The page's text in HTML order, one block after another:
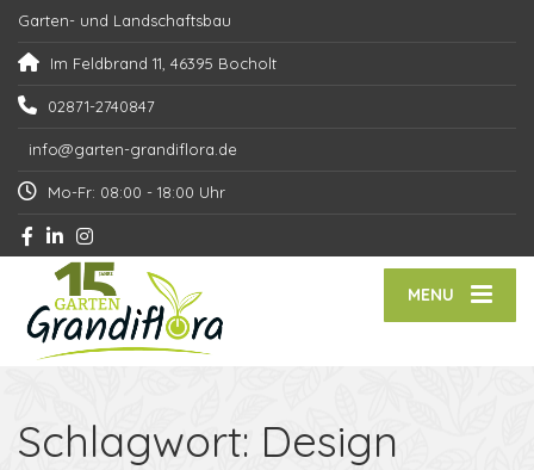
Garten- und Landschaftsbau
Im Feldbrand 11, 46395 Bocholt
02871-2740847
info@garten-grandiflora.de
Mo-Fr: 08:00 - 18:00 Uhr
MENU
Schlagwort: Design